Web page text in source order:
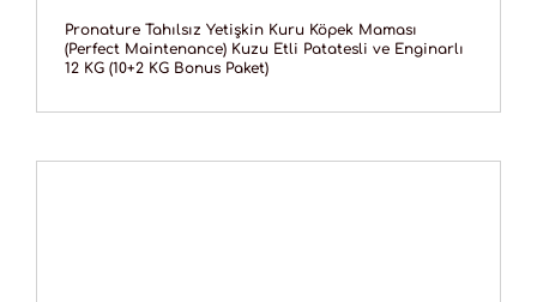
Pronature Tahılsız Yetişkin Kuru Köpek Maması
(Perfect Maintenance) Kuzu Etli Patatesli ve Enginarlı
12 KG (10+2 KG Bonus Paket)